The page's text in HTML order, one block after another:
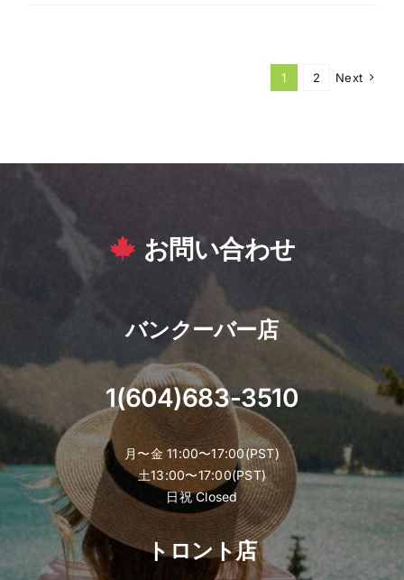
こ
ど
れ
ば
の？
1 2 Next
お問い合わせ
バンクーバー店
1(604)683-3510
月〜金 11:00〜17:00(PST)
土13:00〜17:00(PST)
日祝 Closed
トロント店